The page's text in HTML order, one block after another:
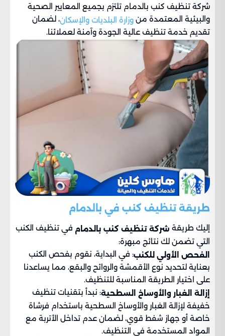
شركة تنظيف كنب بالدمام تلتزم بجميع المعايير الصحية
والبيئية المعتمدة من وزارة البلديات والإسكان، لضمان
تقديم خدمة تنظيف عالية الجودة وآمنة لعملائنا.
طريقة تنظيف كنب في بالدمام
إليك طريقة شركة تنظيف كنب بالدمام في تنظيف الكنب
التي تضمن لك نتائج مبهرة:
الفحص الأولي للكنب: في البداية، نقوم بفحص الكنب
بعناية لتحديد نوع الأقمشة والروائح والبقع، مما يساعدنا
على اختيار الطريقة المناسبة للتنظيف.
إزالة الغبار والأوساخ السطحية: نبدأ بتقنيات تنظيف
خفيفة لإزالة الغبار والأوساخ السطحية باستخدام فرشاة
خاصة أو جهاز شفط قوي، لضمان عدم تداخل الأتربة مع
المواد المستخدمة في التنظيف.